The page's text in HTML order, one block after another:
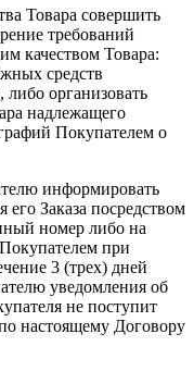
Товара совершить
требований
качеством Товара:
средств
организовать
надлежащего
Покупателем о
информировать
Заказа посредством
номер либо на
при
3 (трех) дней
уведомления об
не поступит
настоящему Договору